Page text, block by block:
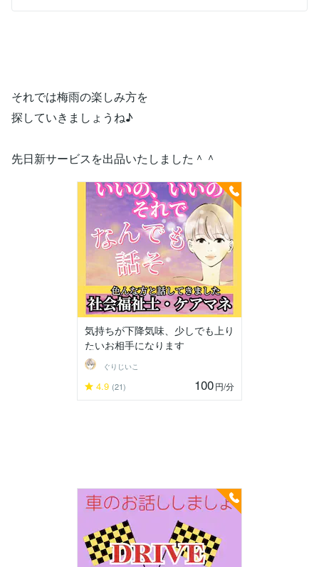
それでは梅雨の楽しみ方を
探していきましょうね♪
先日新サービスを出品いたしました＾＾
気持ちが下降気味、少しでも上り
たいお相手になります
ぐりじいこ
4.9 (21) 100円/分